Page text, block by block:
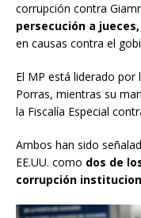
corrupción contra
persecución a
en causas contra el
El MP está liderado
Porras, mientras su
la Fiscalía Especial
Ambos han sido
EE.UU. como dos de
corrupción